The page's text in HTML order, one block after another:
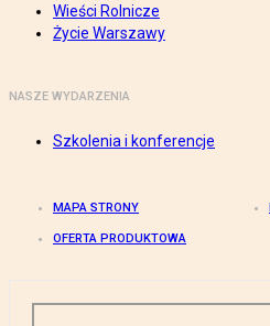
Wieści Rolnicze
Życie Warszawy
NASZE WYDARZENIA
Szkolenia i konferencje
MAPA STRONY
OFERTA PRODUKTOWA